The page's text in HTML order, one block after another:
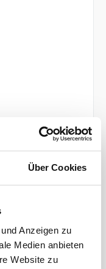
Über Cookies
Anzeigen zu
Medien anbieten
Website zu